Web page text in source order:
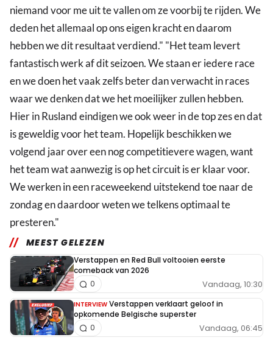
niemand voor me uit te vallen om ze voorbij te rijden. We
deden het allemaal op ons eigen kracht en daarom
hebben we dit resultaat verdiend." "Het team levert
fantastisch werk af dit seizoen. We staan er iedere race
en we doen het vaak zelfs beter dan verwacht in races
waar we denken dat we het moeilijker zullen hebben.
Hier in Rusland eindigen we ook weer in de top zes en dat
is geweldig voor het team. Hopelijk beschikken we
volgend jaar over een nog competitievere wagen, want
het team wat aanwezig is op het circuit is er klaar voor.
We werken in een raceweekend uitstekend toe naar de
zondag en daardoor weten we telkens optimaal te
presteren."
MEEST GELEZEN
Verstappen en Red Bull voltooien eerste
comeback van 2026
Vandaag, 10:30
0
INTERVIEW Verstappen verklaart geloof in
opkomende Belgische superster
Vandaag, 06:45
0